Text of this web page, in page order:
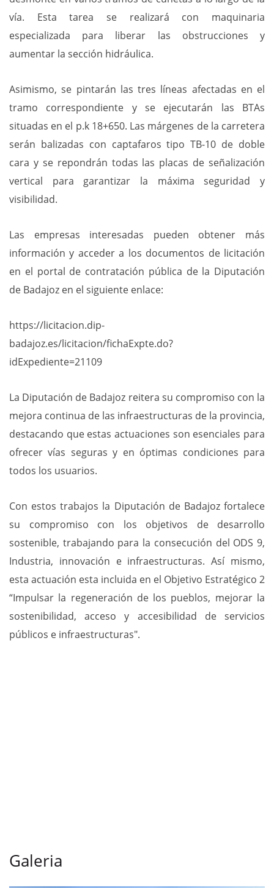
vía. Esta tarea se realizará con maquinaria
especializada para liberar las obstrucciones y
aumentar la sección hidráulica.
Asimismo, se pintarán las tres líneas afectadas en el
tramo correspondiente y se ejecutarán las BTAs
situadas en el p.k 18+650. Las márgenes de la carretera
serán balizadas con captafaros tipo TB-10 de doble
cara y se repondrán todas las placas de señalización
vertical para garantizar la máxima seguridad y
visibilidad.
Las empresas interesadas pueden obtener más
información y acceder a los documentos de licitación
en el portal de contratación pública de la Diputación
de Badajoz en el siguiente enlace:
https://licitacion.dip-
badajoz.es/licitacion/fichaExpte.do?
idExpediente=21109
La Diputación de Badajoz reitera su compromiso con la
mejora continua de las infraestructuras de la provincia,
destacando que estas actuaciones son esenciales para
ofrecer vías seguras y en óptimas condiciones para
todos los usuarios.
Con estos trabajos la Diputación de Badajoz fortalece
su compromiso con los objetivos de desarrollo
sostenible, trabajando para la consecución del ODS 9,
Industria, innovación e infraestructuras. Así mismo,
esta actuación esta incluida en el Objetivo Estratégico 2
“Impulsar la regeneración de los pueblos, mejorar la
sostenibilidad, acceso y accesibilidad de servicios
públicos e infraestructuras".
Galeria